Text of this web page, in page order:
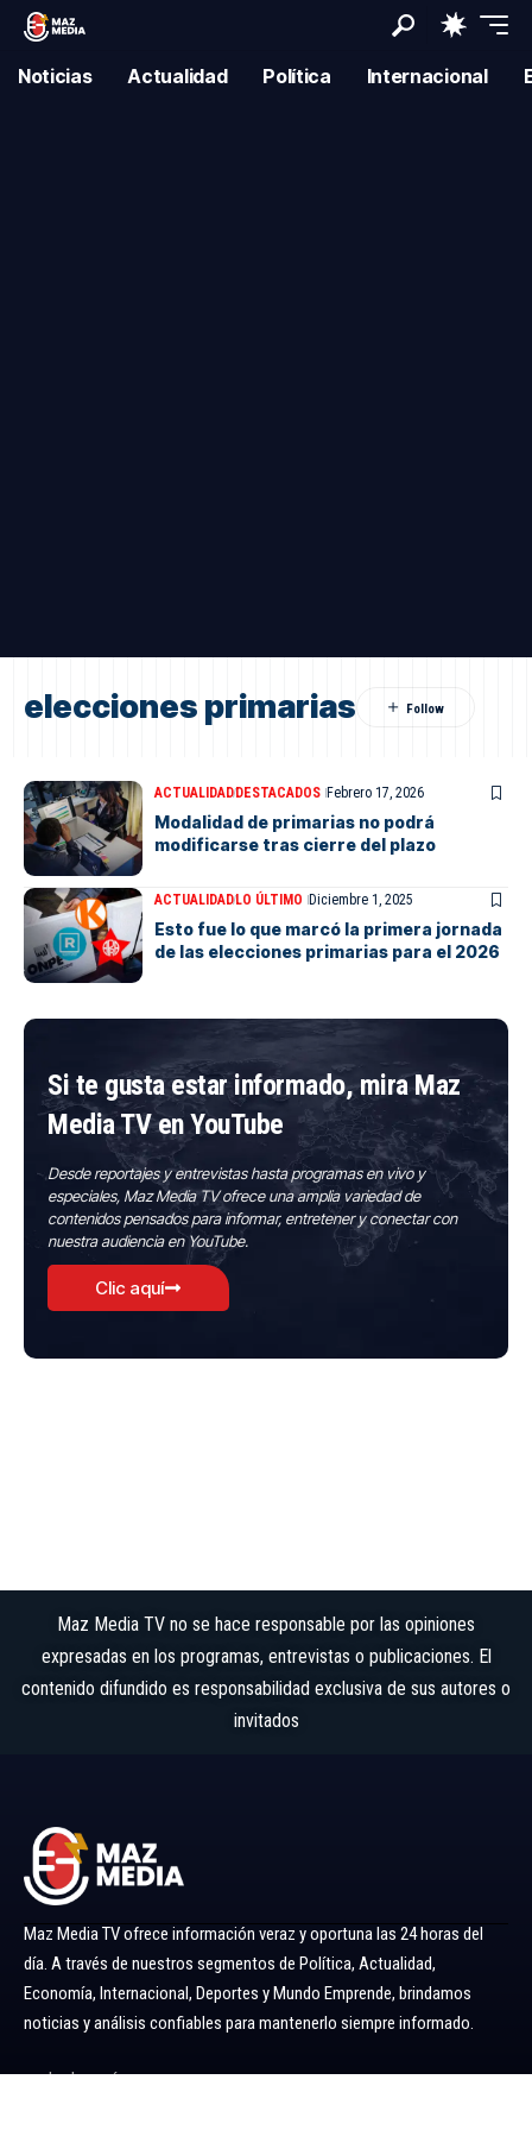
Noticias Actualidad Política Internacional
elecciones primarias
ACTUALIDADDESTACADOS Febrero 17, 2026
Modalidad de primarias no podrá
modificarse tras cierre del plazo
ACTUALIDADLO ÚLTIMO Diciembre 1, 2025
Esto fue lo que marcó la primera jornada
de las elecciones primarias para el 2026
Si te gusta estar informado, mira Maz
Media TV en YouTube
Desde reportajes y entrevistas hasta programas en vivo y
especiales, Maz Media TV ofrece una amplia variedad de
contenidos pensados para informar, entretener y conectar con
nuestra audiencia en YouTube.
Clic aquí
Maz Media TV no se hace responsable por las opiniones
expresadas en los programas, entrevistas o publicaciones. El
contenido difundido es responsabilidad exclusiva de sus autores o
invitados
Maz Media TV ofrece información veraz y oportuna las 24 horas del
día. A través de nuestros segmentos de Política, Actualidad,
Economía, Internacional, Deportes y Mundo Emprende, brindamos
noticias y análisis confiables para mantenerlo siempre informado.
Ir al menú